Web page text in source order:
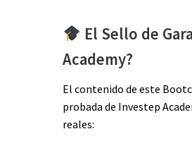
El Sello de
Academy?
El contenido de este
probada de Investep
reales: